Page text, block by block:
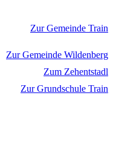
Zur Gemeinde Train
Zur Gemeinde Wildenberg
Zum Zehentstadl
Zur Grundschule Train